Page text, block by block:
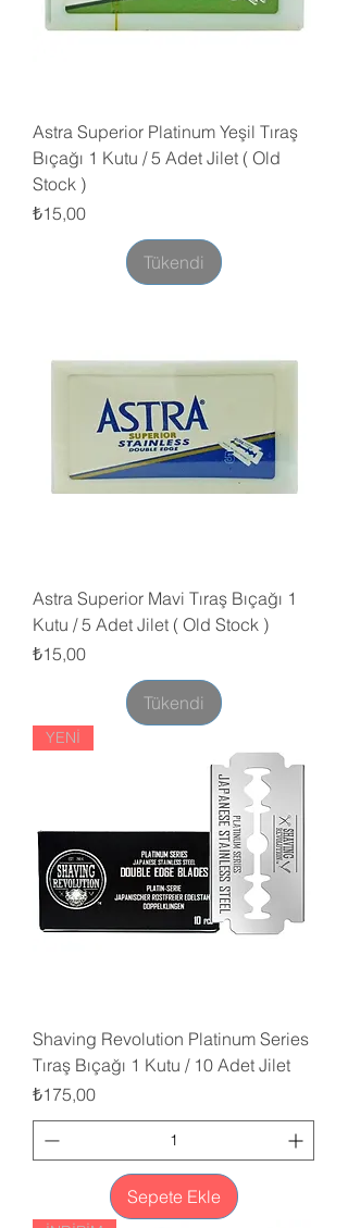
Astra Superior Platinum Yeşil Tıraş
Bıçağı 1 Kutu / 5 Adet Jilet ( Old
Stock )
Fiyat
₺15,00
Tükendi
Astra Superior Mavi Tıraş Bıçağı 1
Kutu / 5 Adet Jilet ( Old Stock )
Fiyat
₺15,00
Tükendi
YENİ
Shaving Revolution Platinum Series
Tıraş Bıçağı 1 Kutu / 10 Adet Jilet
Fiyat
₺175,00
Sepete Ekle